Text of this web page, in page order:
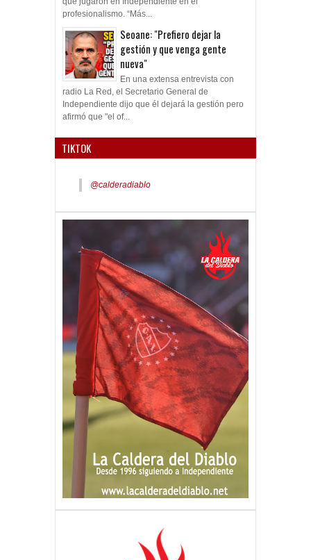
profesionalismo. “Más...
Seoane: "Prefiero dejar la
gestión y que venga gente
nueva"
En una extensa entrevista con
radio La Red, el Secretario General de
Independiente dijo que él dejará la gestión pero
afirmó que "el of...
TIKTOK
@calderadiablo